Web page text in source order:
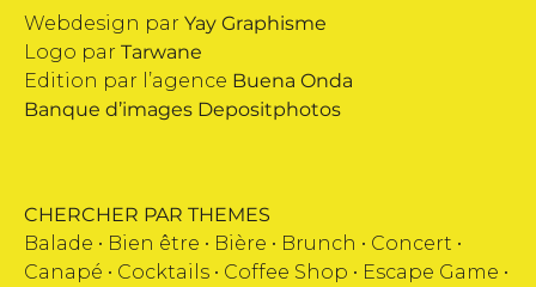
Webdesign par Yay Graphisme
Logo par Tarwane
Edition par l’agence Buena Onda
Banque d’images Depositphotos
CHERCHER PAR THEMES
Balade • Bien être • Bière • Brunch • Concert •
Canapé • Cocktails • Coffee Shop • Escape Game •